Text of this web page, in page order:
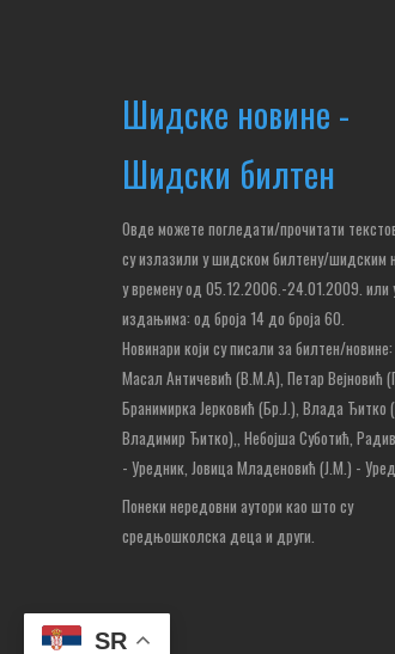
SR
Шидске новине -
Шидски билтен
Овде можете погледати/прочитати
су излазили у шидском билтену/шидским
у времену од 05.12.2006.-24.01.2009. или
издањима: од броја 14 до броја 60.
Новинари који су писали за билтен/
Масал Античевић (В.М.А), Петар Вејновић
Бранимирка Јерковић (Бр.Ј.), Влада Ђитко
Владимир Ђитко), , Небојша Суботић,
- Уредник, Јовица Младеновић (Ј.М.) -
Понеки нередовни аутори као што су
средњошколска деца и други.